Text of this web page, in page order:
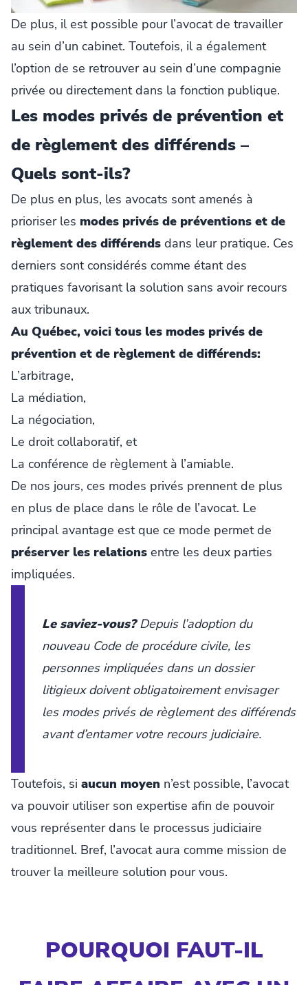
De plus, il est possible pour l’avocat de travailler
au sein d’un cabinet. Toutefois, il a également
l’option de se retrouver au sein d’une compagnie
privée ou directement dans la fonction publique.
Les modes privés de prévention et
de règlement des différends –
Quels sont-ils?
De plus en plus, les avocats sont amenés à
prioriser les modes privés de préventions et de
règlement des différends dans leur pratique. Ces
derniers sont considérés comme étant des
pratiques favorisant la solution sans avoir recours
aux tribunaux.
Au Québec, voici tous les modes privés de
prévention et de règlement de différends:
L’arbitrage,
La médiation,
La négociation,
Le droit collaboratif, et
La conférence de règlement à l’amiable.
De nos jours, ces modes privés prennent de plus
en plus de place dans le rôle de l’avocat. Le
principal avantage est que ce mode permet de
préserver les relations entre les deux parties
impliquées.
Le saviez-vous?Depuis l’adoption du
nouveau Code de procédure civile, les
personnes impliquées dans un dossier
litigieux doivent obligatoirement envisager
les modes privés de règlement des différends
avant d’entamer votre recours judiciaire.
Toutefois, si aucun moyen n’est possible, l’avocat
va pouvoir utiliser son expertise afin de pouvoir
vous représenter dans le processus judiciaire
traditionnel. Bref, l’avocat aura comme mission de
trouver la meilleure solution pour vous.
POURQUOI FAUT-IL